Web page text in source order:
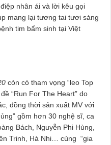
nhân ái và lời kêu gọi
mang lại tương tai tươi sáng
tim bẩm sinh tại Việt
còn có tham vọng “leo Top
“Run For The Heart” do
đồng thời sản xuất MV với
gồm hơn 30 nghệ sĩ, ca
Bách, Nguyễn Phi Hùng,
Trinh, Hà Nhi… cùng “gia